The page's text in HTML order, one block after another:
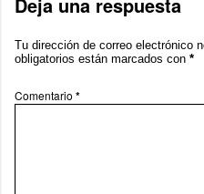
Tu dirección de correo electrónico
obligatorios están marcados con *
Comentario *